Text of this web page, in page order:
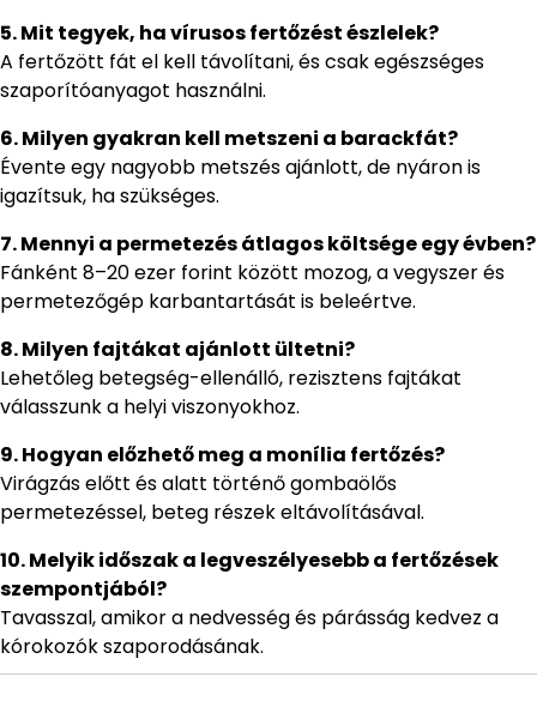
5. Mit tegyek, ha vírusos fertőzést észlelek?
A fertőzött fát el kell távolítani, és csak egészséges
szaporítóanyagot használni.
6. Milyen gyakran kell metszeni a barackfát?
Évente egy nagyobb metszés ajánlott, de nyáron is
igazítsuk, ha szükséges.
7. Mennyi a permetezés átlagos költsége egy évben?
Fánként 8–20 ezer forint között mozog, a vegyszer és
permetezőgép karbantartását is beleértve.
8. Milyen fajtákat ajánlott ültetni?
Lehetőleg betegség-ellenálló, rezisztens fajtákat
válasszunk a helyi viszonyokhoz.
9. Hogyan előzhető meg a monília fertőzés?
Virágzás előtt és alatt történő gombaölős
permetezéssel, beteg részek eltávolításával.
10. Melyik időszak a legveszélyesebb a fertőzések
szempontjából?
Tavasszal, amikor a nedvesség és párásság kedvez a
kórokozók szaporodásának.